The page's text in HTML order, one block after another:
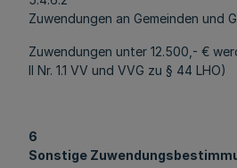
Zuwendungen an Gemeinden und
Zuwendungen unter 12.500,- €
II Nr. 1.1 VV und VVG zu § 44 LHO)
6
Sonstige